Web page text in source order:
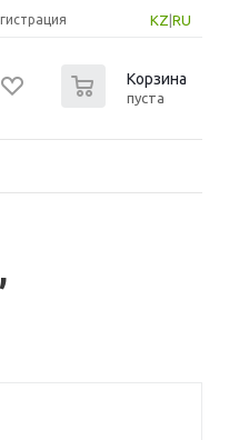
KZ RU
Корзина
пуста